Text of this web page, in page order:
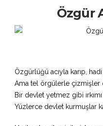
Özgür
Özgürlüğü acıyla karıp,
Ama tel örgülerle çizmişler
Bir devlet yetmez gibi
Yüzlerce devlet kurmuşlar